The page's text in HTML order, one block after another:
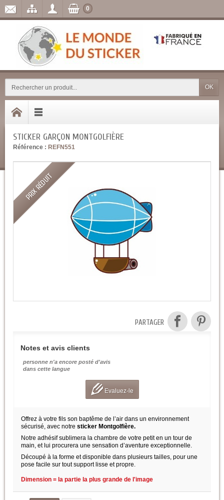
OK
0
STICKER GARÇON MONTGOLFIÈRE
Référence : REFN551
PRIX RÉDUIT
PARTAGER
Notes et avis clients
personne n'a encore posté d'avis
dans cette langue
Evaluez-le
Offrez à votre fils son baptême de l’air dans un environnement
sécurisé, avec notre sticker Montgolfière.
Notre adhésif sublimera la chambre de votre petit en un tour de
main, et lui procurera une sensation d’aventure exceptionnelle.
Découpé à la forme et disponible dans plusieurs tailles, pour une
pose facile sur tout support lisse et propre.
Dimension = la partie la plus grande de l'image